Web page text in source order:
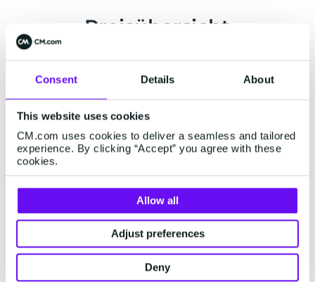
Consent Details About
This website uses cookies
CM.com uses cookies to deliver a seamless and tailored
experience. By clicking “Accept” you agree with these
cookies.
Allow all
Adjust preferences
Deny
Preisübersicht
Rabatt > 2.000 Transaktionen pro
Monat
SEPA
KLARNA (SOFORT) € 0,14
PAYPAL gemäß